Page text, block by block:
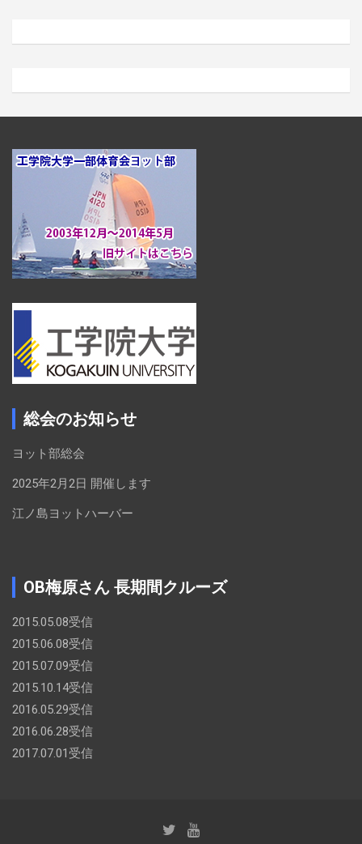
イ
総会のお知らせ
ヨット部総会
2025年2月2日 開催します
江ノ島ヨットハーバー
OB梅原さん 長期間クルーズ
2015.05.08受信
2015.06.08受信
2015.07.09受信
2015.10.14受信
2016.05.29受信
2016.06.28受信
2017.07.01受信